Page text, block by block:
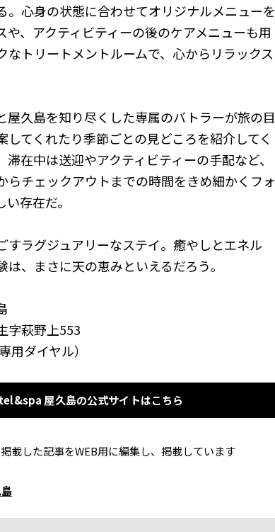
。心身の状態に合わせてオリジナルメニューを
、アクティビティーの後のケアメニューも用
なトリートメントルームで、心からリラックス
屋久島を知り尽くした専属のバトラーが旅の目
てくれたり季節ごとの見どころを紹介してく
在中は送迎やアクティビティーの手配など、
らチェックアウトまでの時間をきめ細かくフォ
存在だ。
すラグジュアリーなステイ。癒やしとエネル
、まさに天の恵みといえるだろう。
字萩野上553
ダイヤル）
屋久島の公式サイトはこちら
載した記事をWEB用に編集し、掲載しています